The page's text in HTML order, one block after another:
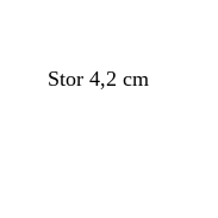
Stor 4,2 cm